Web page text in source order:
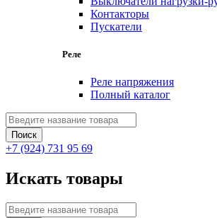
Контакторы
Пускатели
Реле
Реле напряжения
Полный каталог
+7 (924) 731 95 69
Искать товары